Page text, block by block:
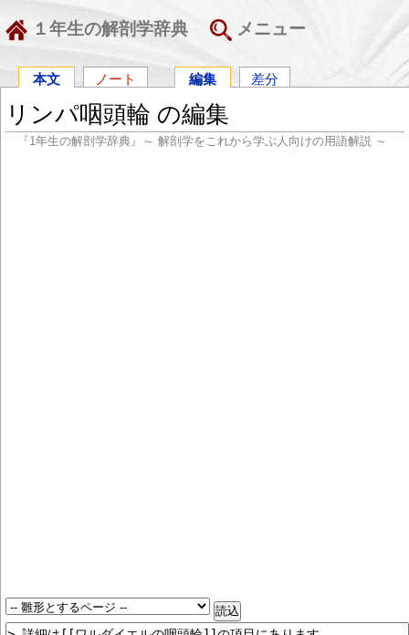
１年生の解剖学辞典 メニュー
本文 ノート 編集 差分
リンパ咽頭輪 の編集
『1年生の解剖学辞典』～ 解剖学をこれから学ぶ人向けの用語解説 ～